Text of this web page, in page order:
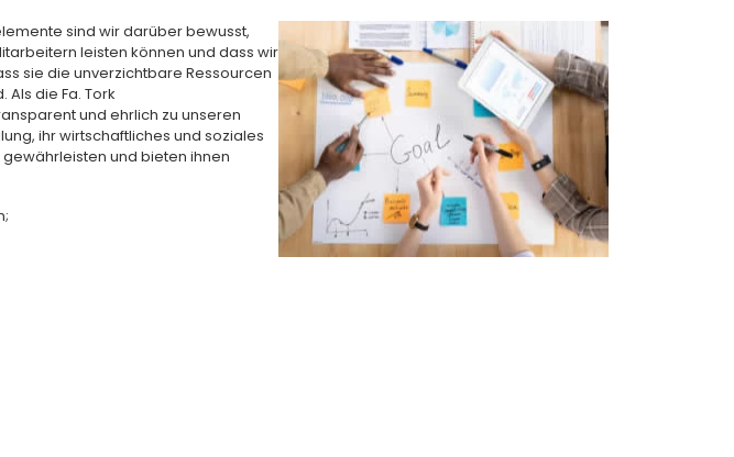
sind wir darüber bewusst,
leisten können und dass wir
sie die unverzichtbare Ressourcen
Als die Fa. Tork
und ehrlich zu unseren
ihr wirtschaftliches und soziales
und bieten ihnen